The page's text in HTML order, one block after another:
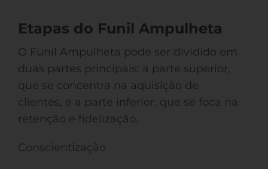
Etapas do Funil Ampulheta
O Funil Ampulheta pode ser dividido em
duas partes principais: a parte superior,
que se concentra na aquisição de
clientes, e a parte inferior, que se foca na
retenção e fidelização.
Conscientização